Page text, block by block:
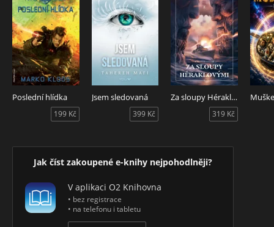
Poslední hlídka
199 Kč
Jsem sledovaná
399 Kč
Za sloupy Héraklovými
319 Kč
Jak číst zakoupené e-knihy nejpohodlněji?
V aplikaci O2 Knihovna
• bez registrace
• na telefonu i tabletu